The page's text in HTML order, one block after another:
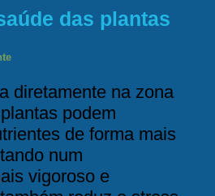
das plantas
diretamente na zona
podem
de forma mais
num
vigoroso e